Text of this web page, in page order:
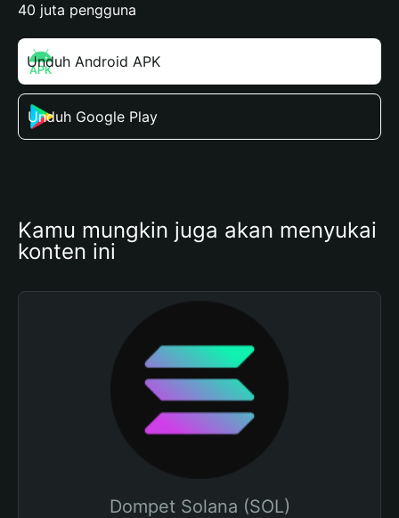
40 juta pengguna
Unduh Android APK
Unduh Google Play
Kamu mungkin juga akan menyukai
konten ini
Dompet Solana (SOL)